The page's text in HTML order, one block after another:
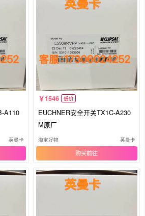
A110
英曼卡
1546 低价
EUCHNER安全开关TX1C-A230
M原厂
淘宝好物 英曼卡
购买